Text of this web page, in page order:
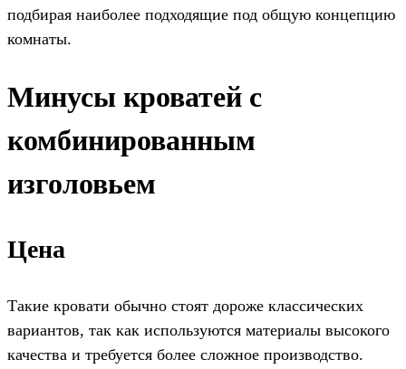
подбирая наиболее подходящие под общую концепцию
комнаты.
Минусы кроватей с
комбинированным
изголовьем
Цена
Такие кровати обычно стоят дороже классических
вариантов, так как используются материалы высокого
качества и требуется более сложное производство.